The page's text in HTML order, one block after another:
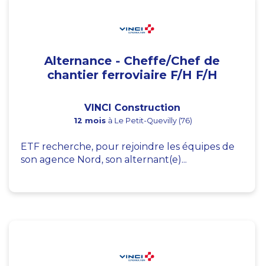
Alternance - Cheffe/Chef de
chantier ferroviaire F/H F/H
VINCI Construction
12 mois à Le Petit-Quevilly (76)
ETF recherche, pour rejoindre les équipes de
son agence Nord, son alternant(e)...